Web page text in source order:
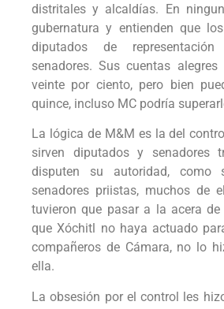
distritales y alcaldías. En
gubernatura y entienden que
diputados de
senadores. Sus cuentas
veinte por ciento, pero bien
quince, incluso MC podría
La lógica de M&M es la del
sirven diputados y senadores
disputen su autoridad, como
senadores priistas, muchos de
tuvieron que pasar a la acera de
que Xóchitl no haya actuado
compañeros de Cámara, no lo
ella.
La obsesión por el control les